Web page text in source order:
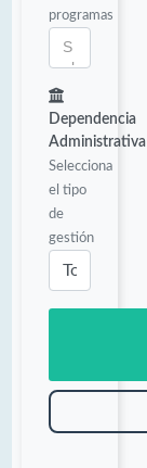
programas
Dependencia
Administrativa
Selecciona
el tipo
de
gestión